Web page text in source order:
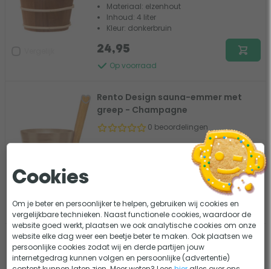
Materiaal: elzenhout
Inhoud: 4 liter
Kleur: donkerbruin
Op voorraad
24,95
Rento Design sauna-emmer met
greep - Champagne
0 beoordelingen
Op voorraad
Rento Design sauna-emmer met
beugel - Wit
Cookies
Om je beter en persoonlijker te helpen, gebruiken wij cookies en
vergelijkbare technieken. Naast functionele cookies, waardoor de
website goed werkt, plaatsen we ook analytische cookies om onze
website elke dag weer een beetje beter te maken. Ook plaatsen we
persoonlijke cookies zodat wij en derde partijen jouw
internetgedrag kunnen volgen en persoonlijke (advertentie)